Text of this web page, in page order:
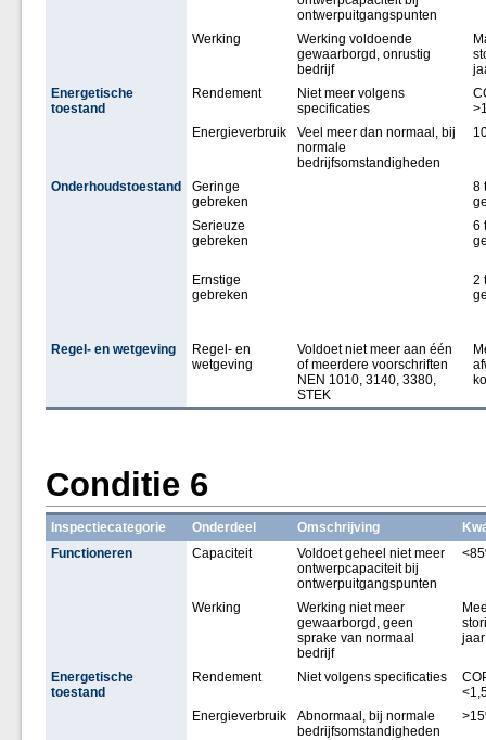
ontwerpuitgangspunten
Werking
Werking voldoende
gewaarborgd, onrustig
bedrijf
Energetische
toestand
Rendement
Niet meer volgens
specificaties
Energieverbruik
Veel meer dan normaal, bij
normale
bedrijfsomstandigheden
Onderhoudstoestand
Geringe
gebreken
8
Serieuze
gebreken
6
Ernstige
gebreken
2
Regel- en wetgeving
Regel- en
wetgeving
Voldoet niet meer aan één
of meerdere voorschriften
NEN 1010, 3140, 3380,
STEK
Conditie 6
Inspectiecategorie Onderdeel Omschrijving
Functioneren
Capaciteit
Voldoet geheel niet meer
ontwerpcapaciteit bij
ontwerpuitgangspunten
Werking
Werking niet meer
gewaarborgd, geen
sprake van normaal
bedrijf
jaar
Energetische
toestand
Rendement Niet volgens specificaties
Energieverbruik
Abnormaal, bij normale
bedrijfsomstandigheden